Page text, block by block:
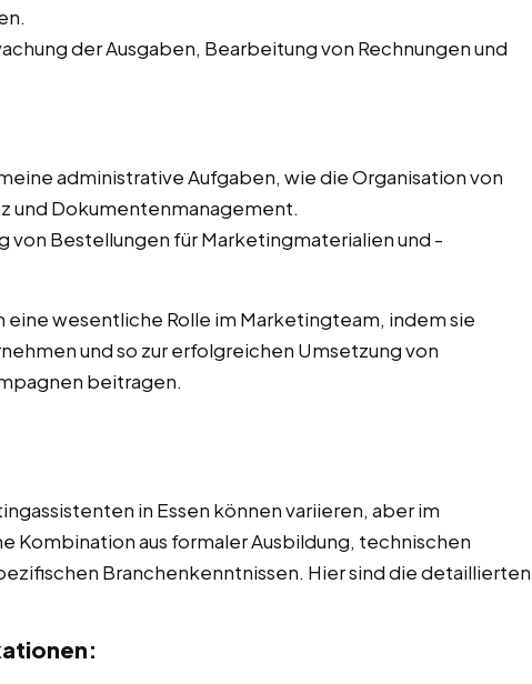
der Ausgaben, Bearbeitung von Rechnungen und
administrative Aufgaben, wie die Organisation von
und Dokumentenmanagement.
von Bestellungen für Marketingmaterialien und -
wesentliche Rolle im Marketingteam, indem sie
und so zur erfolgreichen Umsetzung von
beitragen.
in Essen können variieren, aber im
Kombination aus formaler Ausbildung, technischen
Branchenkenntnissen. Hier sind die detaillierten